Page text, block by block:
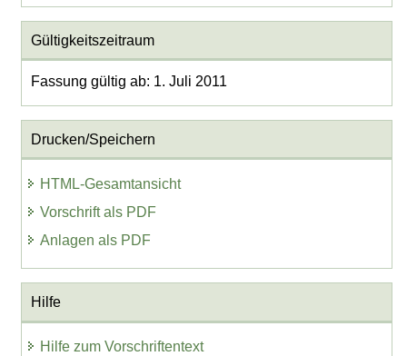
Gültigkeitszeitraum
Fassung gültig ab: 1. Juli 2011
Drucken/Speichern
HTML-Gesamtansicht
Vorschrift als PDF
Anlagen als PDF
Hilfe
Hilfe zum Vorschriftentext